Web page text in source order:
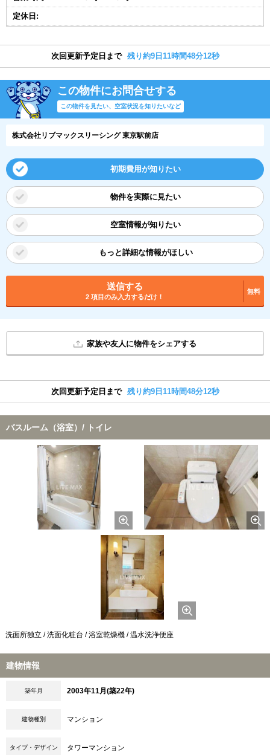
定休日:
次回更新予定日まで 残り約9日11時間48分12秒
この物件にお問合せする
この物件を見たい、空室状況を知りたいなど
株式会社リブマックスリーシング 東京駅前店
初期費用が知りたい
物件を実際に見たい
空室情報が知りたい
もっと詳細な情報がほしい
送信する
2 項目のみ入力するだけ！
無料
家族や友人に物件をシェアする
次回更新予定日まで 残り約9日11時間48分12秒
バスルーム（浴室）/ トイレ
洗面所独立 / 洗面化粧台 / 浴室乾燥機 / 温水洗浄便座
建物情報
築年月 2003年11月(築22年)
建物種別 マンション
タイプ・デザイン タワーマンション